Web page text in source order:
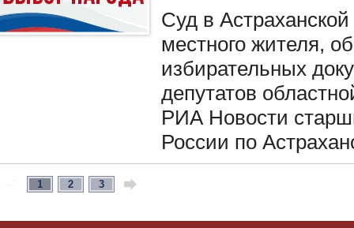
Суд в
местного жителя,
избирательных
депутатов
РИА Новости
России по
1 2 3